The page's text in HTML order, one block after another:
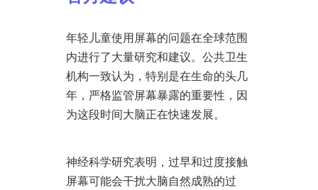
年轻儿童使用屏幕的问题在全球范围
内进行了大量研究和建议。公共卫生
机构一致认为，特别是在生命的头几
年，严格监管屏幕暴露的重要性，因
为这段时间大脑正在快速发展。
神经科学研究表明，过早和过度接触
屏幕可能会干扰大脑自然成熟的过